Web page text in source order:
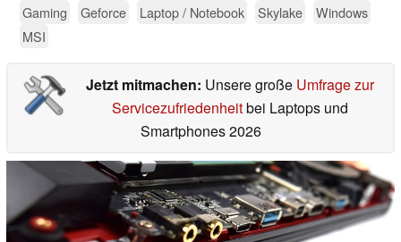
Gaming Geforce Laptop / Notebook Skylake
Windows
MSI
Jetzt mitmachen: Unsere große Umfrage zur
Servicezufriedenheitbei Laptops und
Smartphones 2026